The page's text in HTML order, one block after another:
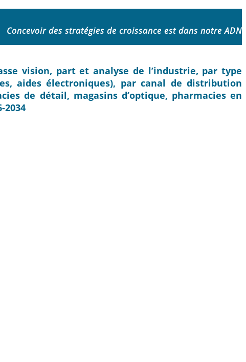
Concevoir des stratégies de croissance est dans notre ADN
vision, part et analyse de l’industrie, par type
aides électroniques), par canal de distribution
de détail, magasins d’optique, pharmacies en
2034